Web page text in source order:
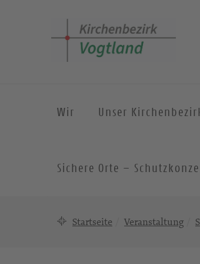
Wir Unser
Sichere Orte –
Startseite Veranstaltung